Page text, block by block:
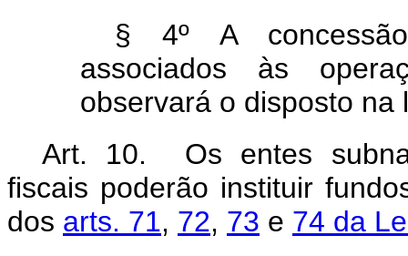
§ 4º A
associados às
observará o disposto na
Art. 10. Os entes
fiscais poderão instituir
dos arts. 71, 72, 73 e 74 da